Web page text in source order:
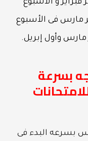
و الأسبوع
مارس فى الأسبوع
وأول إبريل.
بسرعة
بسرعه البدء فى